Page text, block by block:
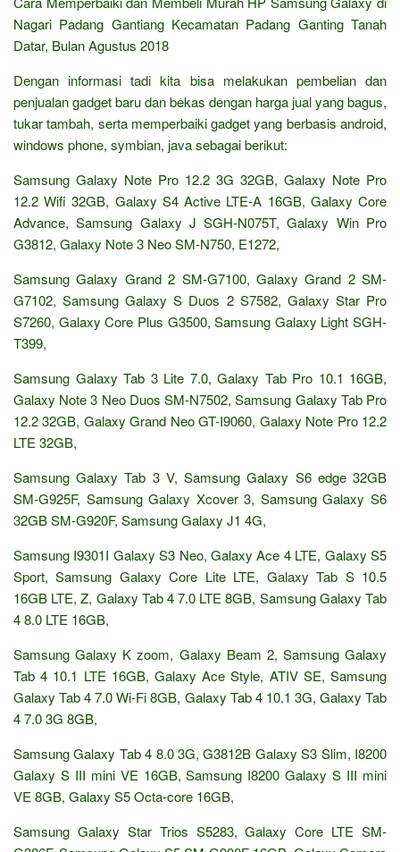
Nagari Padang Gantiang Kecamatan Padang Ganting Tanah
Datar, Bulan Agustus 2018
Dengan informasi tadi kita bisa melakukan pembelian dan
penjualan gadget baru dan bekas dengan harga jual yang bagus,
tukar tambah, serta memperbaiki gadget yang berbasis android,
windows phone, symbian, java sebagai berikut:
Samsung Galaxy Note Pro 12.2 3G 32GB, Galaxy Note Pro
12.2 Wifi 32GB, Galaxy S4 Active LTE-A 16GB, Galaxy Core
Advance, Samsung Galaxy J SGH-N075T, Galaxy Win Pro
G3812, Galaxy Note 3 Neo SM-N750, E1272,
Samsung Galaxy Grand 2 SM-G7100, Galaxy Grand 2 SM-
G7102, Samsung Galaxy S Duos 2 S7582, Galaxy Star Pro
S7260, Galaxy Core Plus G3500, Samsung Galaxy Light SGH-
T399,
Samsung Galaxy Tab 3 Lite 7.0, Galaxy Tab Pro 10.1 16GB,
Galaxy Note 3 Neo Duos SM-N7502, Samsung Galaxy Tab Pro
12.2 32GB, Galaxy Grand Neo GT-I9060, Galaxy Note Pro 12.2
LTE 32GB,
Samsung Galaxy Tab 3 V, Samsung Galaxy S6 edge 32GB
SM-G925F, Samsung Galaxy Xcover 3, Samsung Galaxy S6
32GB SM-G920F, Samsung Galaxy J1 4G,
Samsung I9301I Galaxy S3 Neo, Galaxy Ace 4 LTE, Galaxy S5
Sport, Samsung Galaxy Core Lite LTE, Galaxy Tab S 10.5
16GB LTE, Z, Galaxy Tab 4 7.0 LTE 8GB, Samsung Galaxy Tab
4 8.0 LTE 16GB,
Samsung Galaxy K zoom, Galaxy Beam 2, Samsung Galaxy
Tab 4 10.1 LTE 16GB, Galaxy Ace Style, ATIV SE, Samsung
Galaxy Tab 4 7.0 Wi-Fi 8GB, Galaxy Tab 4 10.1 3G, Galaxy Tab
4 7.0 3G 8GB,
Samsung Galaxy Tab 4 8.0 3G, G3812B Galaxy S3 Slim, I8200
Galaxy S III mini VE 16GB, Samsung I8200 Galaxy S III mini
VE 8GB, Galaxy S5 Octa-core 16GB,
Samsung Galaxy Star Trios S5283, Galaxy Core LTE SM-